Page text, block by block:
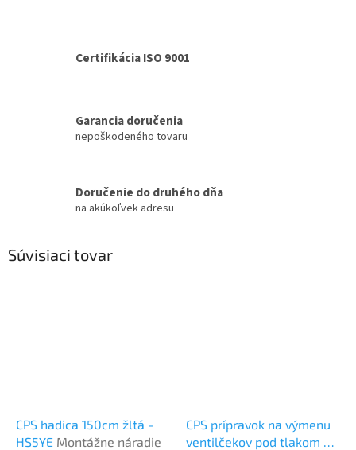
Certifikácia ISO 9001
Garancia doručenia
nepoškodeného tovaru
Doručenie do druhého dňa
na akúkoľvek adresu
Súvisiaci tovar
CPS hadica 150cm žltá -
HS5YE Montážne náradie
CPS prípravok na výmenu
ventilčekov pod tlakom –